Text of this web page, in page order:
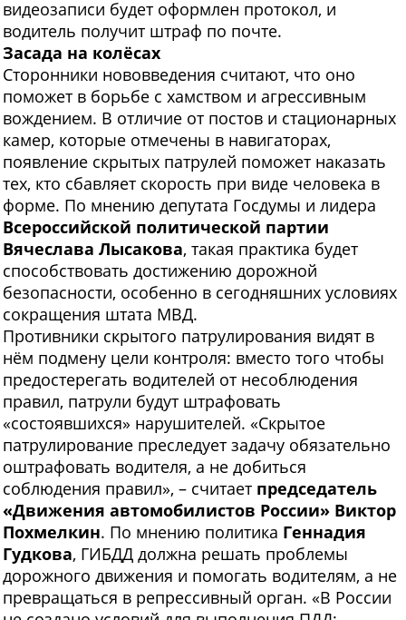
видеозаписи будет оформлен протокол, и
водитель получит штраф по почте.
Засада на колёсах
Сторонники нововведения считают, что оно
поможет в борьбе с хамством и агрессивным
вождением. В отличие от постов и стационарных
камер, которые отмечены в навигаторах,
появление скрытых патрулей поможет наказать
тех, кто сбавляет скорость при виде человека в
форме. По мнению депутата Госдумы и лидера
Всероссийской политической партии
Вячеслава Лысакова, такая практика будет
способствовать достижению дорожной
безопасности, особенно в сегодняшних условиях
сокращения штата МВД.
Противники скрытого патрулирования видят в
нём подмену цели контроля: вместо того чтобы
предостерегать водителей от несоблюдения
правил, патрули будут штрафовать
«состоявшихся» нарушителей. «Скрытое
патрулирование преследует задачу обязательно
оштрафовать водителя, а не добиться
соблюдения правил», – считает председатель
«Движения автомобилистов России» Виктор
Похмелкин. По мнению политика Геннадия
Гудкова, ГИБДД должна решать проблемы
дорожного движения и помогать водителям, а не
превращаться в репрессивный орган. «В России